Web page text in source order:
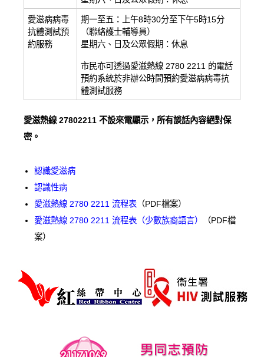
愛滋病病毒
抗體測試預
約服務
期一至五：上午8時30分至下午5時15分
（聯絡護士輔導員）
星期六、日及公眾假期：休息
市民亦可透過愛滋熱線 2780 2211 的電話
預約系統於非辦公時間預約愛滋病病毒抗
體測試服務
愛滋熱線 27802211 不設來電顯示，所有談話內容絕對保
密。
認識愛滋病
認識性病
愛滋熱線 2780 2211 流程表 （PDF檔案）
愛滋熱線 2780 2211 流程表（少數族裔語言）
（PDF檔
案）